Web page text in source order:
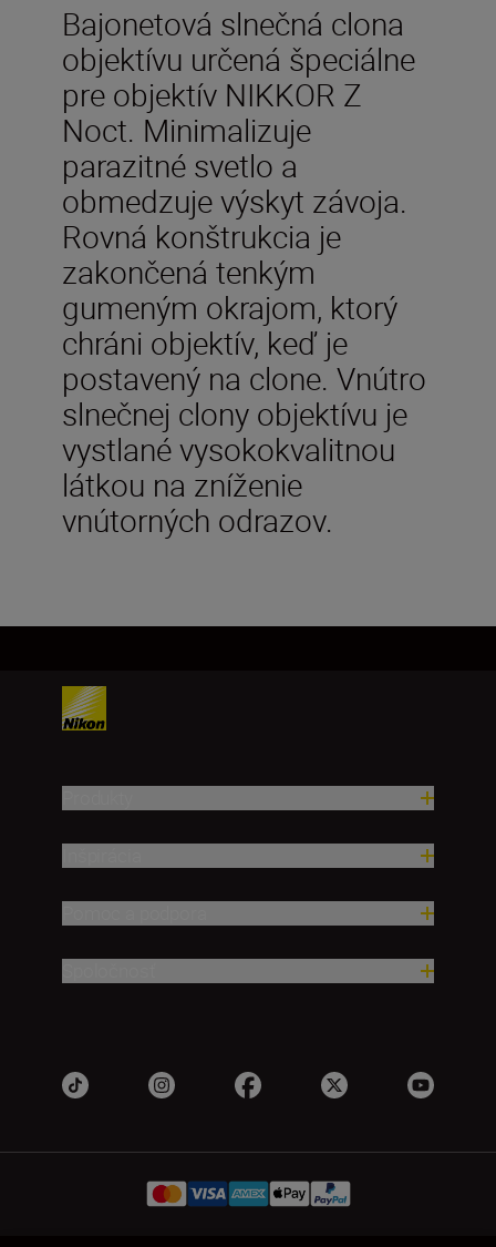
Bajonetová slnečná clona
objektívu určená špeciálne
pre objektív NIKKOR Z
Noct. Minimalizuje
parazitné svetlo a
obmedzuje výskyt závoja.
Rovná konštrukcia je
zakončená tenkým
gumeným okrajom, ktorý
chráni objektív, keď je
postavený na clone. Vnútro
slnečnej clony objektívu je
vystlané vysokokvalitnou
látkou na zníženie
vnútorných odrazov.